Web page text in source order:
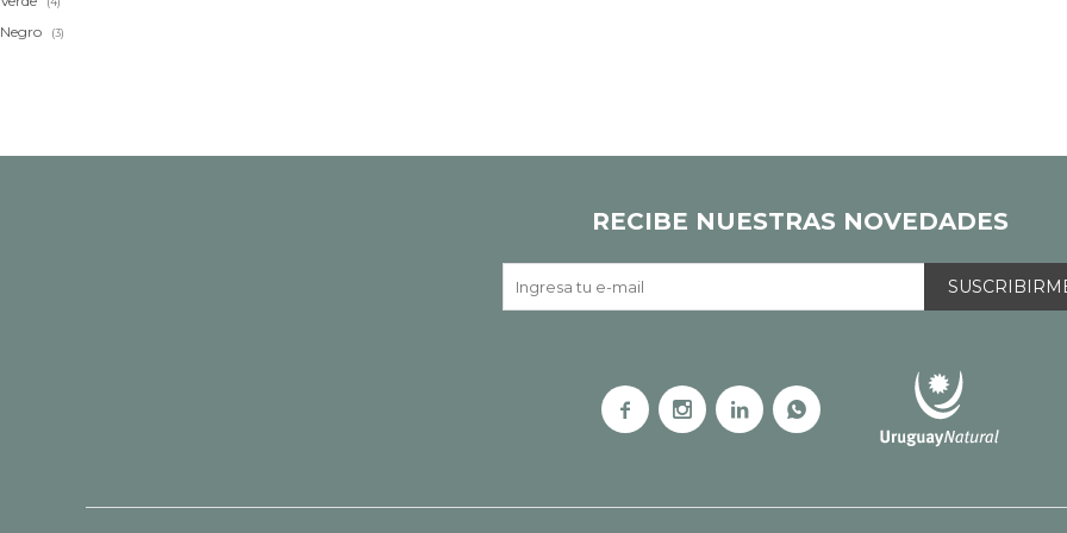
Negro (3)
RECIBE NUESTRAS NOVEDADES
   